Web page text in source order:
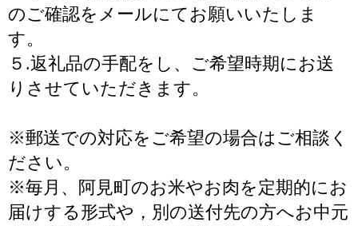
のご確認をメールにてお願いいたしま
す。
５.返礼品の手配をし、ご希望時期にお送
りさせていただきます。
※郵送での対応をご希望の場合はご相談く
ださい。
※毎月、阿見町のお米やお肉を定期的にお
届けする形式や，別の送付先の方へお中元